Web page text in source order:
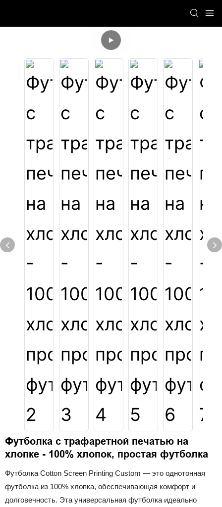
Футболка с трафаретной печатью на
хлопке - 100% хлопок, простая футболка
Футболка Cotton Screen Printing Custom — это однотонная
футболка из 100% хлопка, обеспечивающая комфорт и
долговечность. Эта универсальная футболка идеально